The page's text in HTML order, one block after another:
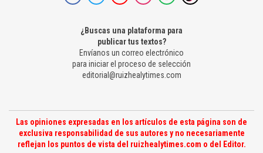
¿Buscas una plataforma para
publicar tus textos?
Envíanos un correo electrónico
para iniciar el proceso de selección
editorial@ruizhealytimes.com
Las opiniones expresadas en los artículos de esta página son de
exclusiva responsabilidad de sus autores y no necesariamente
reflejan los puntos de vista del ruizhealytimes.com o del Editor.